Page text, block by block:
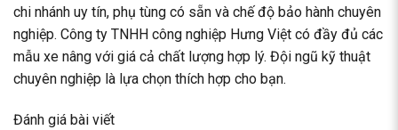
chi nhánh uy tín, phụ tùng có sẵn và chế độ bảo hành chuyên
nghiệp. Công ty TNHH công nghiệp Hưng Việt có đầy đủ các
mẫu xe nâng với giá cả chất lượng hợp lý. Đội ngũ kỹ thuật
chuyên nghiệp là lựa chọn thích hợp cho bạn.
Đánh giá bài viết